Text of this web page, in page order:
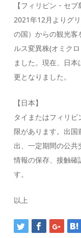
【フィリピン・セブ
2021年12月よりグ
の国）からの観光客
ルス変異株(オミク
ました。現在、日
更となりました。
【日本】
タイまたはフィリ
限があります。出
出、一定期間の公
情報の保存、接触確
す。
以上